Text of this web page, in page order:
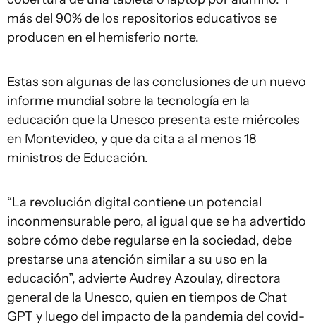
más del 90% de los repositorios educativos se
producen en el hemisferio norte.
Estas son algunas de las conclusiones de un nuevo
informe mundial sobre la tecnología en la
educación que la Unesco presenta este miércoles
en Montevideo, y que da cita a al menos 18
ministros de Educación.
“La revolución digital contiene un potencial
inconmensurable pero, al igual que se ha advertido
sobre cómo debe regularse en la sociedad, debe
prestarse una atención similar a su uso en la
educación”, advierte Audrey Azoulay, directora
general de la Unesco, quien en tiempos de Chat
GPT y luego del impacto de la pandemia del covid-